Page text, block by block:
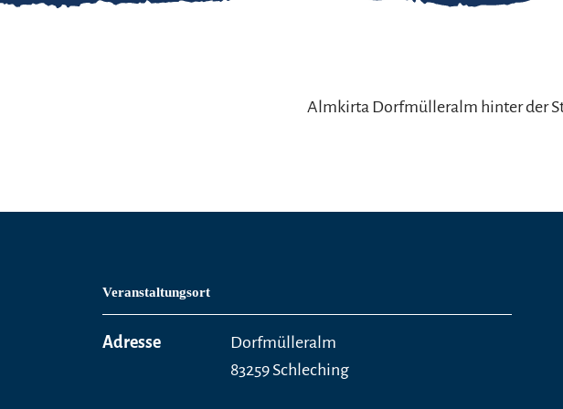
Almkirta Dorfmülleralm hinter der
Veranstaltungsort
Adresse
Dorfmülleralm
83259 Schleching